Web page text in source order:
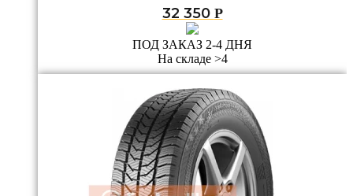
32 350 Р
ПОД ЗАКАЗ 2-4 ДНЯ
На складе >4